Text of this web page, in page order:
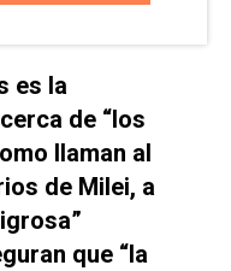
es la
de “los
llaman al
de Milei, a
que “la